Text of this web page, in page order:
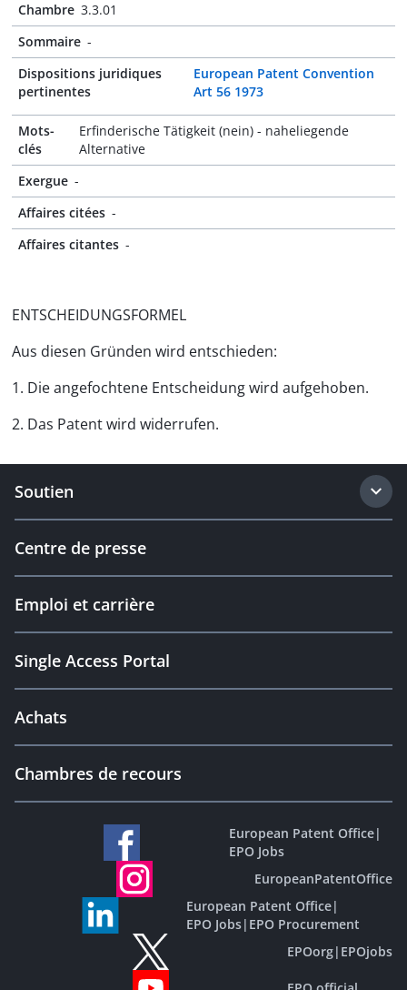
Chambre 3.3.01
Sommaire -
Dispositions juridiques
pertinentes
European Patent Convention
Art 56 1973
Mots-
clés
Erfinderische Tätigkeit (nein) - naheliegende
Alternative
Exergue -
Affaires citées -
Affaires citantes -
ENTSCHEIDUNGSFORMEL
Aus diesen Gründen wird entschieden:
1. Die angefochtene Entscheidung wird aufgehoben.
2. Das Patent wird widerrufen.
Soutien
Centre de presse
Emploi et carrière
Single Access Portal
Achats
Chambres de recours
European Patent Office|
EPO Jobs
EuropeanPatentOffice
European Patent Office|
EPO Jobs| EPO Procurement
EPOorg| EPOjobs